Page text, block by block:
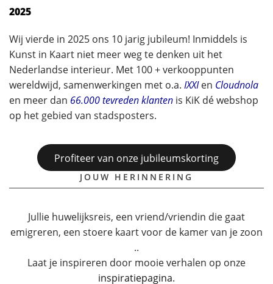
2025
Wij vierde in 2025 ons 10 jarig jubileum! Inmiddels is
Kunst in Kaart niet meer weg te denken uit het
Nederlandse interieur. Met 100 + verkooppunten
wereldwijd, samenwerkingen met o.a. IXXIen Cloudnola
en meer dan 66.000 tevreden klanten is KiK dé webshop
op het gebied van stadsposters.
Profiteer van onze jubileumskorting
JOUW HERINNERING
Jullie huwelijksreis, een vriend/vriendin die gaat
emigreren, een stoere kaart voor de kamer van je zoon
..
Laat je inspireren door mooie verhalen op onze
inspiratiepagina.